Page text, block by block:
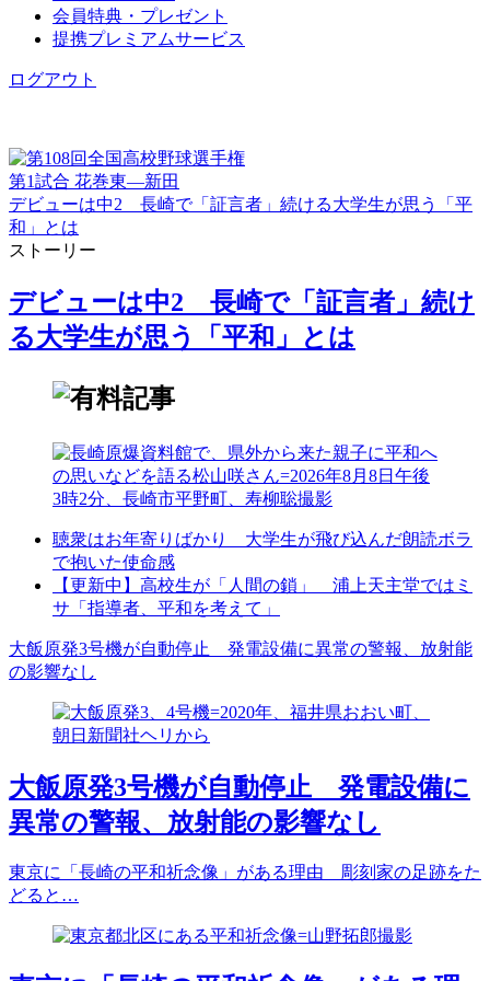
会員特典・プレゼント
提携プレミアムサービス
ログアウト
第1試合 花巻東―新田
デビューは中2 長崎で「証言者」続ける大学生が思う「平
和」とは
ストーリー
デビューは中2 長崎で「証言者」続け
る大学生が思う「平和」とは
聴衆はお年寄りばかり 大学生が飛び込んだ朗読ボラ
で抱いた使命感
【更新中】高校生が「人間の鎖」 浦上天主堂ではミ
サ「指導者、平和を考えて」
大飯原発3号機が自動停止 発電設備に異常の警報、放射能
の影響なし
大飯原発3号機が自動停止 発電設備に
異常の警報、放射能の影響なし
東京に「長崎の平和祈念像」がある理由 彫刻家の足跡をた
どると…